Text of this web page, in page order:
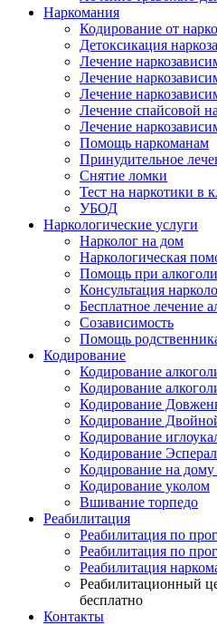
Наркомания
Кодирование от
Детоксикация
Лечение
Лечение
Лечение
Лечение спайсовой
Лечение
Помощь наркоманам
Принудительное
Снятие ломки
Тест на наркотики в
УБОД
Наркологические услуги
Нарколог на дом
Наркологическая
Помощь при
Консультация
Бесплатное лечение
Созависимость
Помощь
Кодирование
Кодирование
Кодирование
Кодирование
Кодирование
Кодирование
Кодирование
Кодирование на дому
Кодирование уколом
Вшивание торпедо
Реабилитация
Реабилитация по
Реабилитация по
Реабилитация
Реабилитационный
бесплатно
Контакты